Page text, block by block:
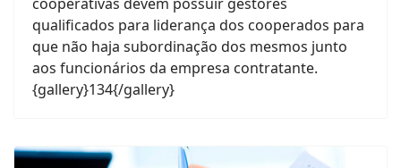
qualificados para liderança dos cooperados para
que não haja subordinação dos mesmos junto
aos funcionários da empresa contratante.
{gallery}134{/gallery}